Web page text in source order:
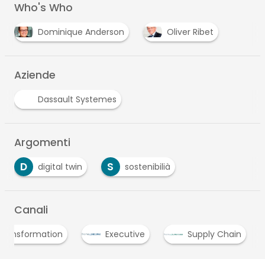
Who's Who
Dominique Anderson Oliver Ribet
Aziende
Dassault Systemes
Argomenti
D
digital twin S sostenibilià
Canali
Executive Supply Chain